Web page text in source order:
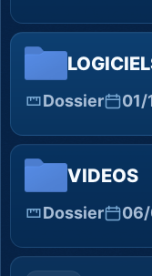
Dossier 01/
VIDEOS
Dossier